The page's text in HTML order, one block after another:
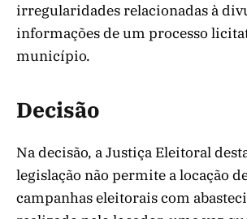
irregularidades relacionadas à
informações de um processo
município.
Decisão
Na decisão, a Justiça Eleitoral
legislação não permite a locação
campanhas eleitorais com